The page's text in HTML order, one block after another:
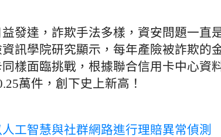
益發達，詐欺手法多樣，資安問題一直
訊學院研究顯示，每年產險被詐欺的
樣面臨挑戰，根據聯合信用卡中心資
萬件，創下史上新高！
工智慧與社群網路進行理賠異常偵測